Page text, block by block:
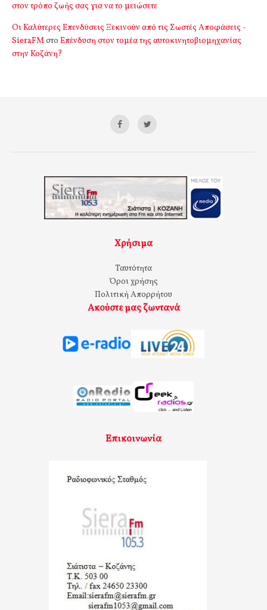
στον τρόπο ζωής σας για να το μειώσετε
Οι Καλύτερες Επενδύσεις Ξεκινούν από τις Σωστές Αποφάσεις -
SieraFMστο Επένδυση στον τομέα της αυτοκινητοβιομηχανίας
στην Κοζάνη?
Χρήσιμα
Ταυτότητα
Όροι χρήσης
Πολιτική Απορρήτου
Ακούστε μας ζωντανά
Επικοινωνία